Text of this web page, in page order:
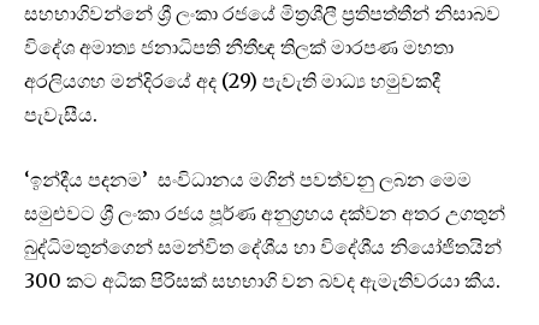
සහභාගිවන්නේ ශ්‍රී ලංකා රජයේ මිත්‍රශීලී ප්‍රතිපත්තීන් නිසාබව
විදේශ අමාත්‍ය ජනාධිපති නීතීඥ තිලක් මාරපණ මහතා
අරලියගහ මන්දිරයේ අද (29) පැවැති මාධ්‍ය හමුවකදී
පැවැසීය.
‘ඉන්දීය පදනම’ සංවිධානය මගින් පවත්වනු ලබන මෙම
සමුළුවට ශ්‍රී ලංකා රජය පූර්ණ අනුග්‍රහය දක්වන අතර උගතුන්
බුද්ධිමතුන්ගෙන් සමන්විත දේශීය හා විදේශීය නියෝජිතයින්
300 කට අධික පිරිසක් සහභාගි වන බවද ඇමැතිවරයා කීය.